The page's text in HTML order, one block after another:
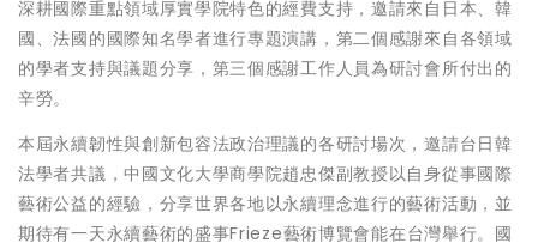
深耕國際重點領域厚實學院特色的經費支持，邀請來自日本、韓
國、法國的國際知名學者進行專題演講，第二個感謝來自各領域
的學者支持與議題分享，第三個感謝工作人員為研討會所付出的
辛勞。
本屆永續韌性與創新包容法政治理議的各研討場次，邀請台日韓
法學者共議，中國文化大學商學院趙忠傑副教授以自身從事國際
藝術公益的經驗，分享世界各地以永續理念進行的藝術活動，並
期待有一天永續藝術的盛事Frieze藝術博覽會能在台灣舉行。國